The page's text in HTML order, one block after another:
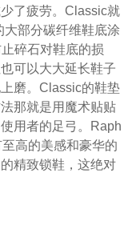
了疲劳。Classic就
部分碳纤维鞋底涂
碎石对鞋底的损
可以大大延长鞋子
磨。Classic的鞋垫
那就是用魔术贴贴
用者的足弓。Raph
高的美感和豪华的
精致锁鞋，这绝对